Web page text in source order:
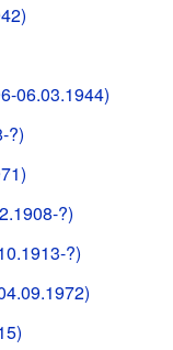
06.03.1944)
?)
?)
?)